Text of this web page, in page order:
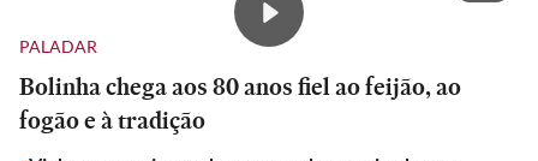
PALADAR
Bolinha chega aos 80 anos fiel ao feijão, ao
fogão e à tradição